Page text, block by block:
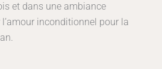
et dans une ambiance
inconditionnel pour la